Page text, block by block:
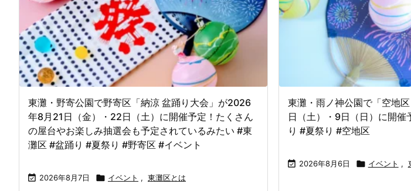
東灘・野寄公園で野寄区「納涼 盆踊り大会」が2026
年8月21日（金）・22日（土）に開催予定！たくさん
の屋台やお楽しみ抽選会も予定されているみたい #東
灘区 #盆踊り #夏祭り #野寄区 #イベント
 2026年8月7日  イベント , 東灘区とは
東灘・雨ノ神公園で「空地
日（土）・9日（日）に開
り #夏祭り #空地区
 2026年8月6日  イベント ,